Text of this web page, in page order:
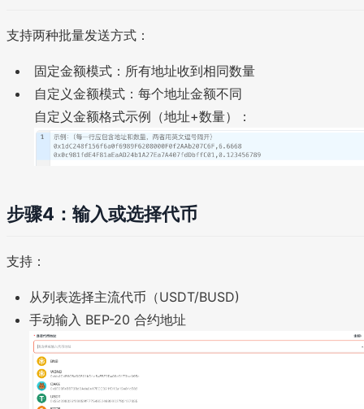
支持两种批量发送方式：
固定金额模式：所有地址收到相同数量
自定义金额模式：每个地址金额不同
自定义金额格式示例（地址+数量）：
步骤4：输入或选择代币
支持：
从列表选择主流代币（USDT/BUSD)
手动输入 BEP-20 合约地址